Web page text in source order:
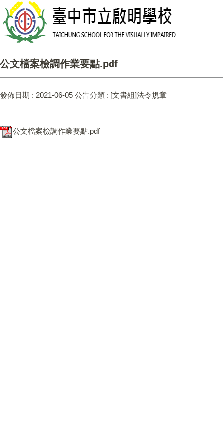
公文檔案檢調作業要點.pdf
發佈日期 : 2021-06-05 公告分類 : [文書組]法令規章
公文檔案檢調作業要點.pdf